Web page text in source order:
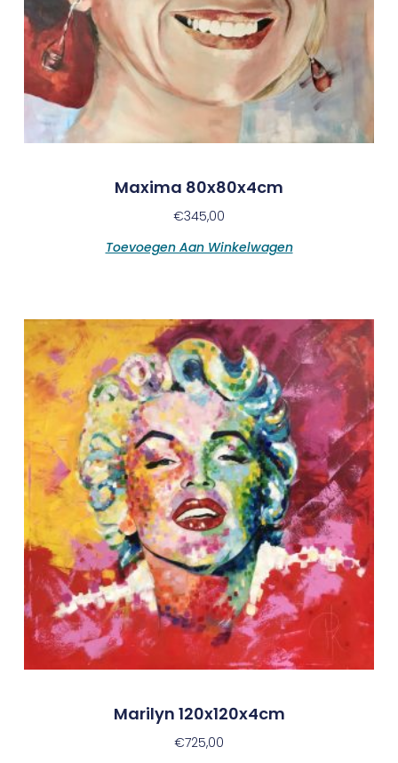
Maxima 80x80x4cm
€345,00
Toevoegen Aan Winkelwagen
Marilyn 120x120x4cm
€725,00